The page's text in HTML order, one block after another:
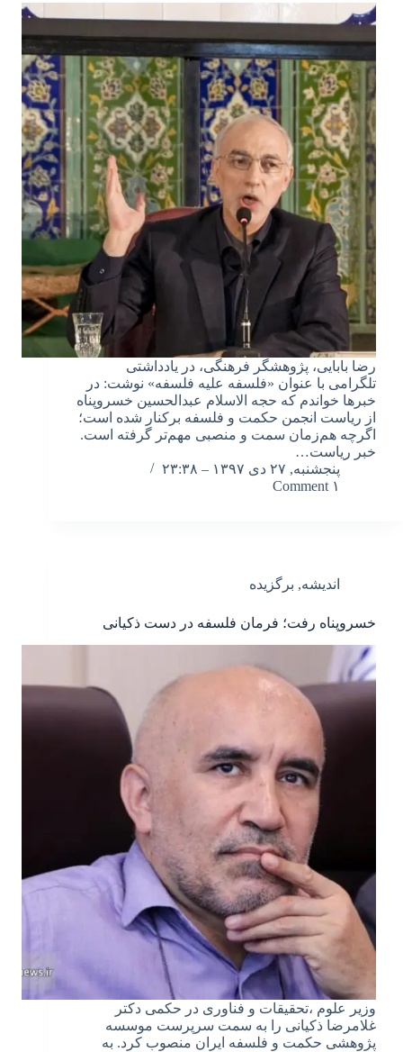
رضا بابایی، پژوهشگر فرهنگی، در یادداشتی
تلگرامی با عنوان «فلسفه علیه فلسفه» نوشت: در
خبرها خواندم که حجه الاسلام عبدالحسین خسروپناه
از ریاست انجمن حکمت و فلسفه برکنار شده است؛
اگرچه هم‌زمان سمت و منصبی مهم‌تر گرفته است.
خبر ریاست…
پنجشنبه, ۲۷ دی ۱۳۹۷ – ۲۳:۳۸
۱ Comment
اندیشه, برگزیده
خسروپناه رفت؛ فرمان فلسفه در دست ذکیانی
وزیر علوم ،تحقیقات و فناوری در حکمی دکتر
غلامرضا ذکیانی را به سمت سرپرست موسسه
پژوهشی حکمت و فلسفه ایران منصوب کرد. به